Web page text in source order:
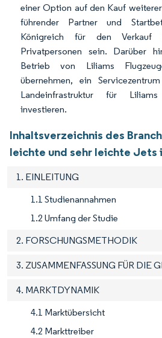
einer Option auf den Kauf
führender Partner und
Königreich für den
Privatpersonen sein. Darüber
Betrieb von Liliams
übernehmen, ein
Landeinfrastruktur für
investieren.
Inhaltsverzeichnis des
leichte und sehr leichte Jets
1. EINLEITUNG
1.1 Studienannahmen
1.2 Umfang der Studie
2. FORSCHUNGSMETHODIK
3. ZUSAMMENFASSUNG FÜR DIE
4. MARKTDYNAMIK
4.1 Marktübersicht
4.2 Markttreiber